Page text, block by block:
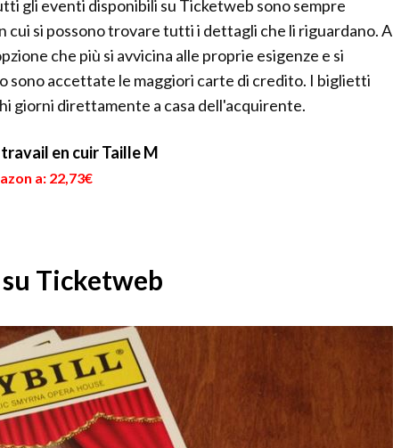
gli eventi disponibili su Ticketweb sono sempre
cui si possono trovare tutti i dettagli che li riguardano. A
che più si avvicina alle proprie esigenze e si
sono accettate le maggiori carte di credito. I biglietti
giorni direttamente a casa dell'acquirente.
en cuir Taille M
a: 22,73€
Ticketweb